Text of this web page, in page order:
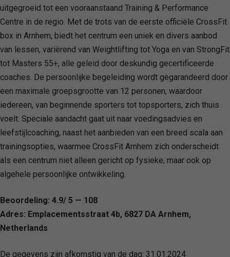
uitgegroeid tot een vooraanstaand Training & Performance
Centre in de regio. Met de trots van de eerste officiële CrossFit
box in Arnhem, biedt het centrum een uniek en divers aanbod
van lessen, variërend van Weightlifting tot Yoga en van StrongFit
tot Masters 55+, alle geleid door deskundig gecertificeerde
coaches. De persoonlijke begeleiding wordt gegarandeerd door
een maximale groepsgrootte van 12 personen, waardoor
iedereen, van beginnende sporters tot topsporters, zich thuis
voelt. Speciale aandacht gaat uit naar voedingsadvies en
leefstijlcoaching, naast het aanbieden van een breed scala aan
trainingsopties, waarmee CrossFit Arnhem zich onderscheidt
als een centrum niet alleen gericht op fysieke, maar ook op
algehele persoonlijke ontwikkeling.
Beoordeling: 4.9/ 5 — 108
Adres: Emplacementsstraat 4b, 6827 DA Arnhem,
Netherlands
De gegevens zijn afkomstig van de dag: 31.01.2024